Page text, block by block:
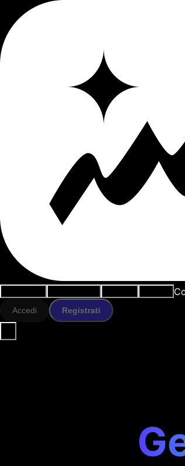
Accedi Registrati